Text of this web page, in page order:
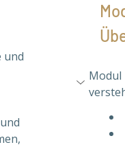
und
Modul